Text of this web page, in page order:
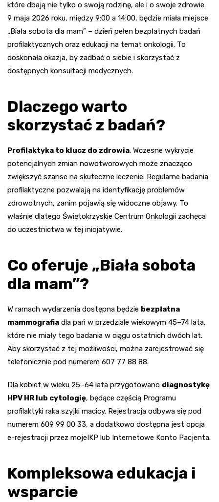
które dbają nie tylko o swoją rodzinę, ale i o swoje zdrowie.
9 maja 2026 roku, między 9:00 a 14:00, będzie miała miejsce
„Biała sobota dla mam” – dzień pełen bezpłatnych badań
profilaktycznych oraz edukacji na temat onkologii. To
doskonała okazja, by zadbać o siebie i skorzystać z
dostępnych konsultacji medycznych.
Dlaczego warto
skorzystać z badań?
Profilaktyka to klucz do zdrowia. Wczesne wykrycie
potencjalnych zmian nowotworowych może znacząco
zwiększyć szanse na skuteczne leczenie. Regularne badania
profilaktyczne pozwalają na identyfikację problemów
zdrowotnych, zanim pojawią się widoczne objawy. To
właśnie dlatego Świętokrzyskie Centrum Onkologii zachęca
do uczestnictwa w tej inicjatywie.
Co oferuje „Biała sobota
dla mam”?
W ramach wydarzenia dostępna będzie bezpłatna
mammografia dla pań w przedziale wiekowym 45–74 lata,
które nie miały tego badania w ciągu ostatnich dwóch lat.
Aby skorzystać z tej możliwości, można zarejestrować się
telefonicznie pod numerem 607 77 88 88.
Dla kobiet w wieku 25–64 lata przygotowano diagnostykę
HPV HR lub cytologię, będące częścią Programu
profilaktyki raka szyjki macicy. Rejestracja odbywa się pod
numerem 609 99 00 33, a dodatkowo dostępna jest opcja
e-rejestracji przez mojeIKP lub Internetowe Konto Pacjenta.
Kompleksowa edukacja i
wsparcie